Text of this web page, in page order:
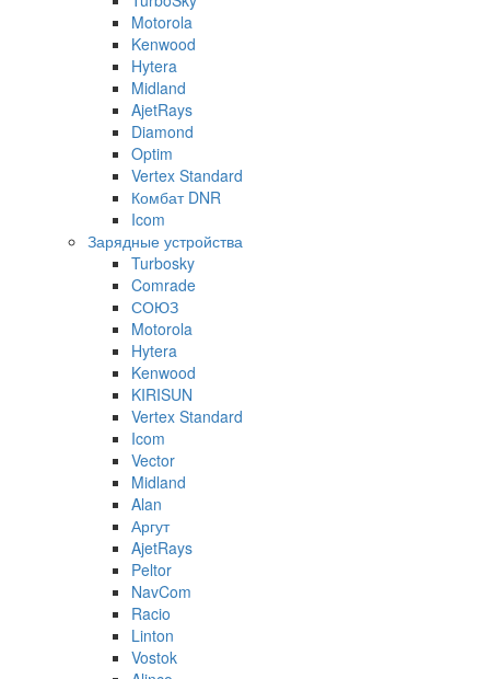
Motorola
Kenwood
Hytera
Midland
AjetRays
Diamond
Optim
Vertex Standard
Комбат DNR
Icom
Зарядные устройства
Turbosky
Comrade
СОЮЗ
Motorola
Hytera
Kenwood
KIRISUN
Vertex Standard
Icom
Vector
Midland
Alan
Аргут
AjetRays
Peltor
NavCom
Racio
Linton
Vostok